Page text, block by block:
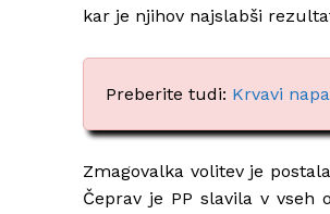
kar je njihov najslabši
Preberite tudi: Krvavi
Zmagovalka volitev je
Čeprav je PP slavila v